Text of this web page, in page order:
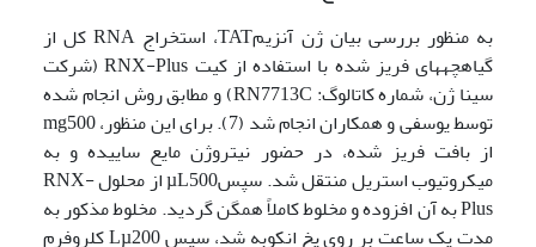
به منظور بررسی بیان ژن آنزیمTAT، استخراج RNA کل از
گیاهچه­های فریز شده با استفاده از کیت RNX-Plus (شرکت
سینا ژن، شماره کاتالوگ: RN7713C) و مطابق روش انجام شده
توسط یوسفی و همکاران انجام شد (7). برای این منظور، mg500
از بافت فریز شده، در حضور نیتروژن مایع ساییده و به
میکروتیوب استریل منتقل شد. سپسµL500 از محلول RNX-
Plus به آن افزوده و مخلوط کاملاً همگن گردید. مخلوط مذکور به
مدت یک ساعت بر روی یخ انکوبه شد، سپس Lµ200 کلروفرم